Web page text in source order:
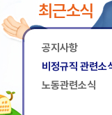
최근소식
공지사항
비정규직 관련소
노동관련소식